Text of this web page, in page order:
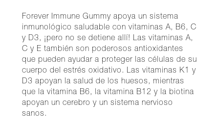
Forever Immune Gummy apoya un sistema
inmunológico saludable con vitaminas A, B6, C
y D3, ¡pero no se detiene allí! Las vitaminas A,
C y E también son poderosos antioxidantes
que pueden ayudar a proteger las células de su
cuerpo del estrés oxidativo. Las vitaminas K1 y
D3 apoyan la salud de los huesos, mientras
que la vitamina B6, la vitamina B12 y la biotina
apoyan un cerebro y un sistema nervioso
sanos.